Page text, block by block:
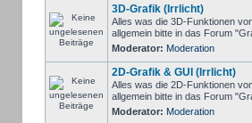
3D-Grafik (Irrlicht)
Alles was die 3D-Funktionen
allgemein bitte in das Forum
Moderator: Moderation
2D-Grafik & GUI (Irrlicht)
Alles was die 2D-Funktionen
allgemein bitte in das Forum
Moderator: Moderation